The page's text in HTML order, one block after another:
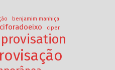
benjamim manhiça
ciforadoeixo ciper